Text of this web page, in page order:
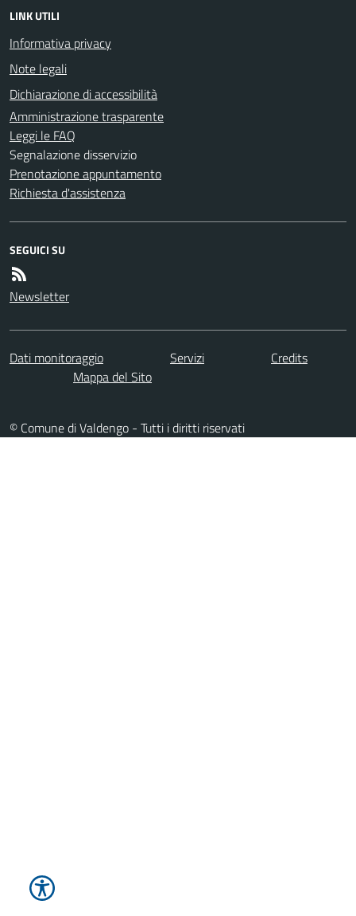
LINK UTILI
Informativa privacy
Note legali
Dichiarazione di accessibilità
Amministrazione trasparente
Leggi le FAQ
Segnalazione disservizio
Prenotazione appuntamento
Richiesta d'assistenza
SEGUICI SU
Newsletter
Dati monitoraggio Servizi
Credits
Mappa del Sito
© Comune di Valdengo - Tutti i diritti riservati